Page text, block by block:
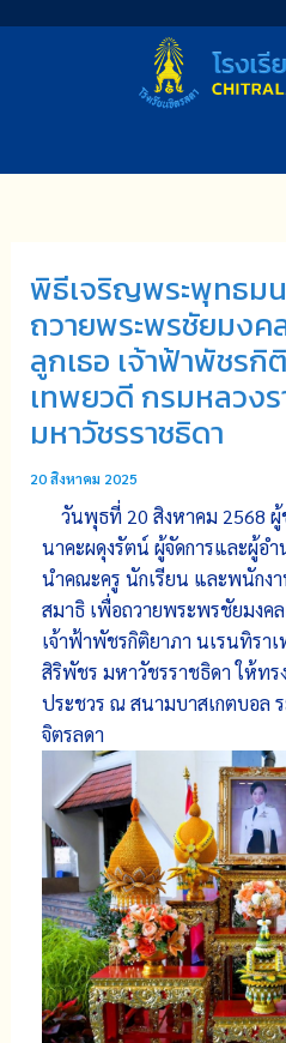
พิธีเจริญพระพุทธม
ถวายพระพรชัยมงค
ลูกเธอ เจ้าฟ้าพัชรกิ
เทพยวดี กรมหลวง
มหาวัชรราชธิดา
20 สิงหาคม 2025
วันพุธที่ 20 สิงหาคม 2568 ผู้
นาคะผดุงรัตน์ ผู้จัดการและผู้อำ
นำคณะครู นักเรียน และพนักง
สมาธิ เพื่อถวายพระพรชัยมงค
เจ้าฟ้าพัชรกิติยาภา นเรนทิรา
สิริพัชร มหาวัชรราชธิดา ให้ทร
ประชวร ณ สนามบาสเกตบอล
จิตรลดา